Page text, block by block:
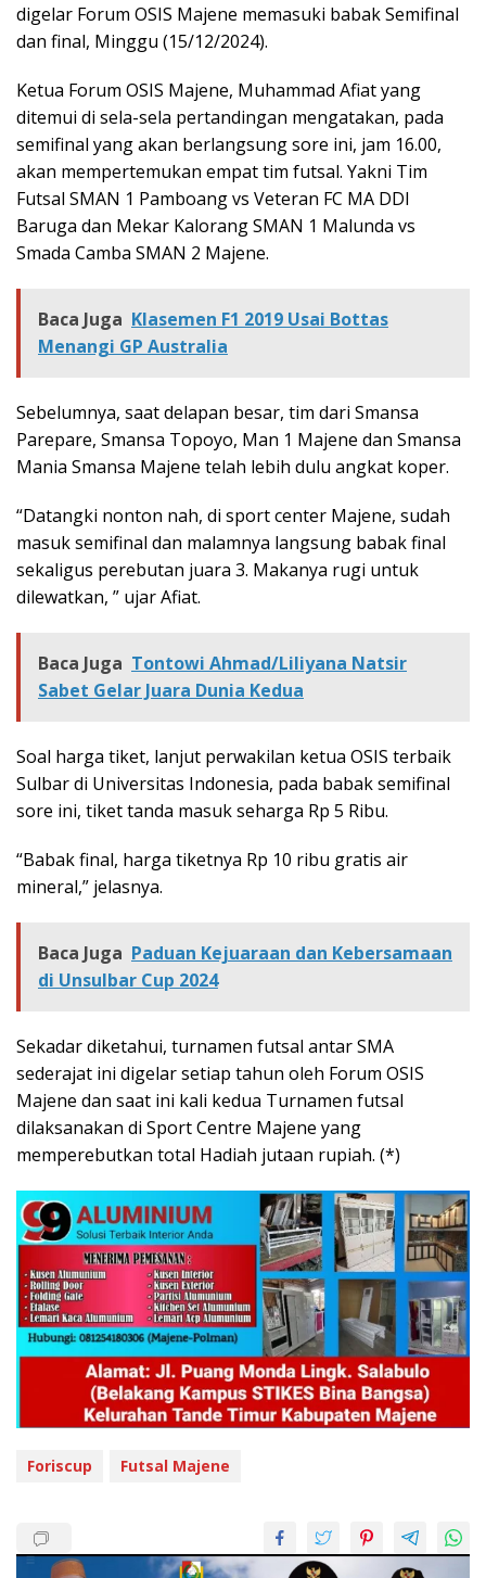
digelar Forum OSIS Majene memasuki babak Semifinal
dan final, Minggu (15/12/2024).
Ketua Forum OSIS Majene, Muhammad Afiat yang
ditemui di sela-sela pertandingan mengatakan, pada
semifinal yang akan berlangsung sore ini, jam 16.00,
akan mempertemukan empat tim futsal. Yakni Tim
Futsal SMAN 1 Pamboang vs Veteran FC MA DDI
Baruga dan Mekar Kalorang SMAN 1 Malunda vs
Smada Camba SMAN 2 Majene.
Baca Juga Klasemen F1 2019 Usai Bottas
Menangi GP Australia
Sebelumnya, saat delapan besar, tim dari Smansa
Parepare, Smansa Topoyo, Man 1 Majene dan Smansa
Mania Smansa Majene telah lebih dulu angkat koper.
“Datangki nonton nah, di sport center Majene, sudah
masuk semifinal dan malamnya langsung babak final
sekaligus perebutan juara 3. Makanya rugi untuk
dilewatkan, ” ujar Afiat.
Baca Juga Tontowi Ahmad/Liliyana Natsir
Sabet Gelar Juara Dunia Kedua
Soal harga tiket, lanjut perwakilan ketua OSIS terbaik
Sulbar di Universitas Indonesia, pada babak semifinal
sore ini, tiket tanda masuk seharga Rp 5 Ribu.
“Babak final, harga tiketnya Rp 10 ribu gratis air
mineral,” jelasnya.
Baca Juga Paduan Kejuaraan dan Kebersamaan
di Unsulbar Cup 2024
Sekadar diketahui, turnamen futsal antar SMA
sederajat ini digelar setiap tahun oleh Forum OSIS
Majene dan saat ini kali kedua Turnamen futsal
dilaksanakan di Sport Centre Majene yang
memperebutkan total Hadiah jutaan rupiah. (*)
Foriscup Futsal Majene